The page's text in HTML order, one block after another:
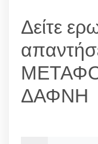
Δείτε
ΔΑΦΝΗ